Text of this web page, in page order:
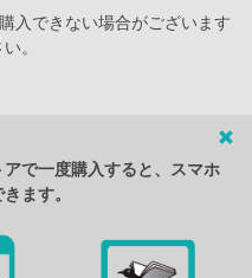
入できない場合がございます
。
で一度購入すると、スマホ
ます。